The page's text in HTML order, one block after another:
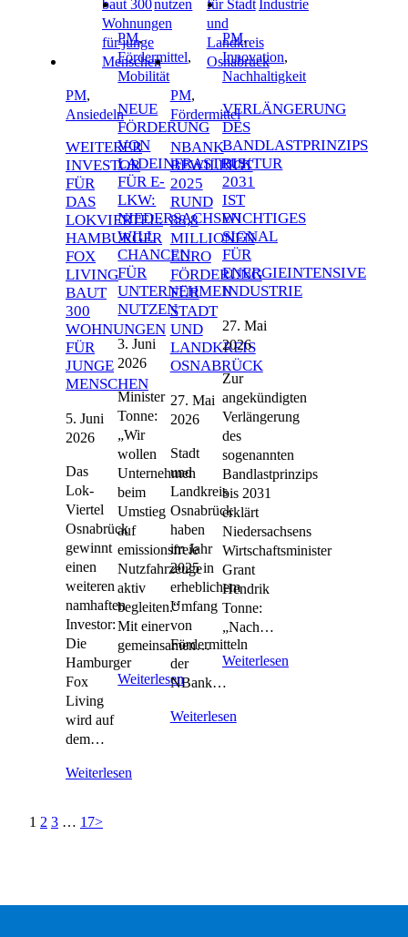
PM,
Ansiedeln
WEITERER
INVESTOR
FÜR
DAS
LOKVIERTEL:
HAMBURGER
FOX
LIVING
BAUT
300
WOHNUNGEN
FÜR
JUNGE
MENSCHEN
5. Juni
2026
Das
Lok-
Viertel
Osnabrück
gewinnt
einen
weiteren
namhaften
Investor:
Die
Hamburger
Fox
Living
wird auf
dem…
Weiterlesen
PM,
Fördermittel,
Mobilität
NEUE
FÖRDERUNG
VON
LADEINFRASTRUKTUR
FÜR E-
LKW:
NIEDERSACHSEN
WILL
CHANCEN
FÜR
UNTERNEHMEN
NUTZEN
3. Juni
2026
Minister
Tonne:
„Wir
wollen
Unternehmen
beim
Umstieg
auf
emissionsfreie
Nutzfahrzeuge
aktiv
begleiten.“
Mit einer
gemeinsamen…
Weiterlesen
PM,
Fördermittel
NBANK
BEWILLIGT
2025
RUND
88,8
MILLIONEN
EURO
FÖRDERUNG
FÜR
STADT
UND
LANDKREIS
OSNABRÜCK
27. Mai
2026
Stadt
und
Landkreis
Osnabrück
haben
im Jahr
2025 in
erheblichem
Umfang
von
Fördermitteln
der
NBank…
Weiterlesen
PM,
Innovation,
Nachhaltigkeit
VERLÄNGERUNG
DES
BANDLASTPRINZIPS
BIS
2031
IST
WICHTIGES
SIGNAL
FÜR
ENERGIEINTENSIVE
INDUSTRIE
27. Mai
2026
Zur
angekündigten
Verlängerung
des
sogenannten
Bandlastprinzips
bis 2031
erklärt
Niedersachsens
Wirtschaftsminister
Grant
Hendrik
Tonne:
„Nach…
Weiterlesen
1 2 3 … 17>